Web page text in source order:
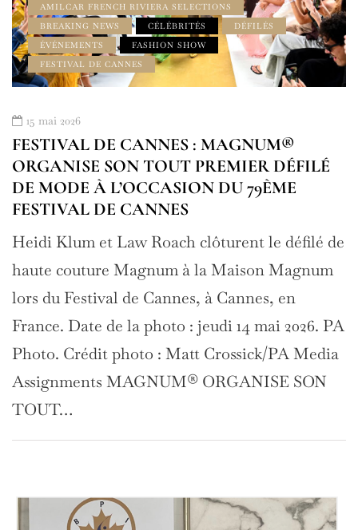
ÉVÉNEMENTS HAMILTON
HOMME
HORLOGERIE & MONTRES LUXE
INSPIRATION
LIFESTYLE
LUXURY WATCHES
MADE IN USA
MONTRES
MOVIES NEWS WATCH NEWS
15 mai 2026
HAMILTON À L'AFFICHE DU NOUVEAU
THRILLER SCIENTIFIQUE DE STEVEN
SPIELBERG
Deux montres, deux visions du temps Le temps
n’est jamais un simple détail dans un film de
Steven Spielberg. Dans Disclosure Day, son
nouveau thriller scientifique produit par
Universal Pictures et Amblin Entertainment, il
devient même une force…